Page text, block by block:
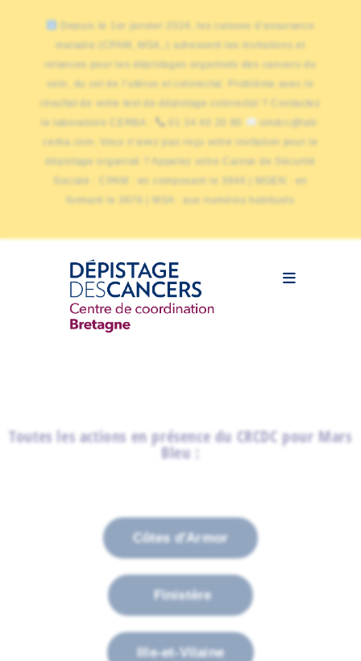
Depuis le 1er janvier 2024, les caisses d’assurance
maladie (CPAM, MSA,.) adressent les invitations et
relances pour les dépistages organisés des cancers du
sein, du col de l’utérus et colorectal. Problème avec le
résultat de votre test de dépistage colorectal ? Contactez
le laboratoire CERBA :
smdcc@lab-
cerba.com. Vous n’avez pas reçu votre invitation pour le
dépistage organisé ? Appelez votre Caisse de Sécurité
Sociale : CPAM : en composant le 3646 | MGEN : en
formant le 3676 | MSA : aux numéros habituels
Toutes les actions en présence du CRCDC pour Mars
Bleu :
Côtes d'Armor
Finistère
Ille-et-Vilaine